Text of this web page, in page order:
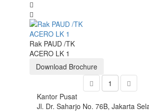
Rak PAUD /TK
ACERO LK 1
Download Brochure
1
Kantor Pusat
Jl. Dr. Saharjo No. 76B, Jakarta